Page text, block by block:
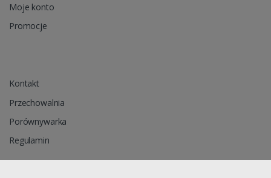
Moje konto
Promocje
Kontakt
Przechowalnia
Porównywarka
Regulamin